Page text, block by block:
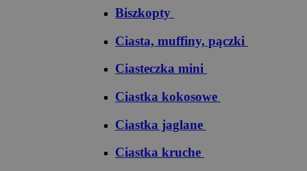
Biszkopty
Ciasta, muffiny, pączki
Ciasteczka mini
Ciastka kokosowe
Ciastka jaglane
Ciastka kruche